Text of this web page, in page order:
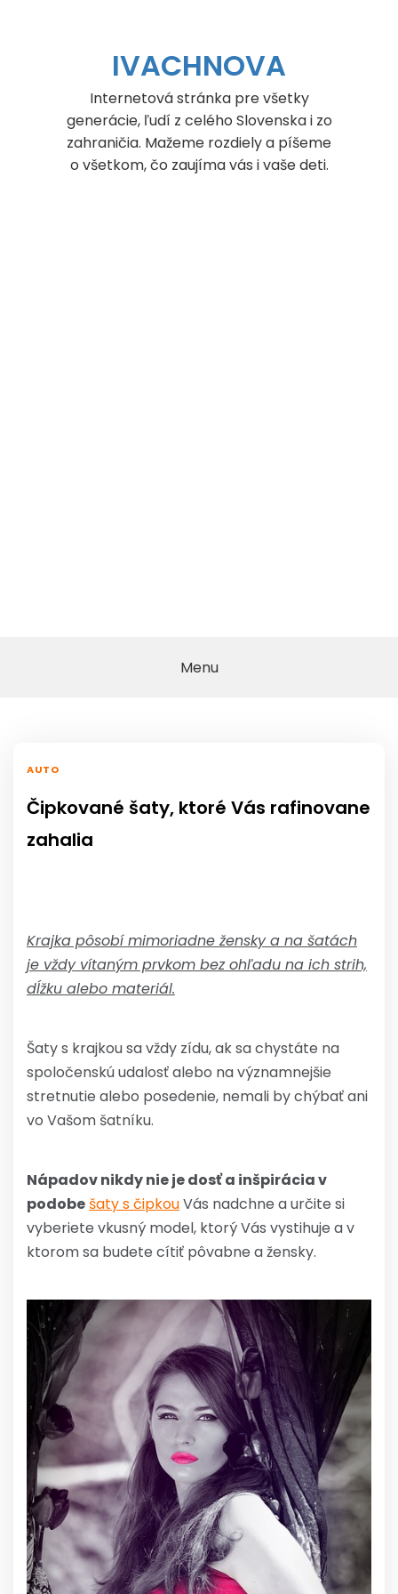
IVACHNOVA
Internetová stránka pre všetky
generácie, ľudí z celého Slovenska i zo
zahraničia. Mažeme rozdiely a píšeme
o všetkom, čo zaujíma vás i vaše deti.
Menu
AUTO
Čipkované šaty, ktoré Vás rafinovane
zahalia
Krajka pôsobí mimoriadne žensky a na šatách
je vždy vítaným prvkom bez ohľadu na ich strih,
dĺžku alebo materiál.
Šaty s krajkou sa vždy zídu, ak sa chystáte na
spoločenskú udalosť alebo na významnejšie
stretnutie alebo posedenie, nemali by chýbať ani
vo Vašom šatníku.
Nápadov nikdy nie je dosť a inšpirácia v
podobešaty s čipkouVás nadchne a určite si
vyberiete vkusný model, ktorý Vás vystihuje a v
ktorom sa budete cítiť pôvabne a žensky.